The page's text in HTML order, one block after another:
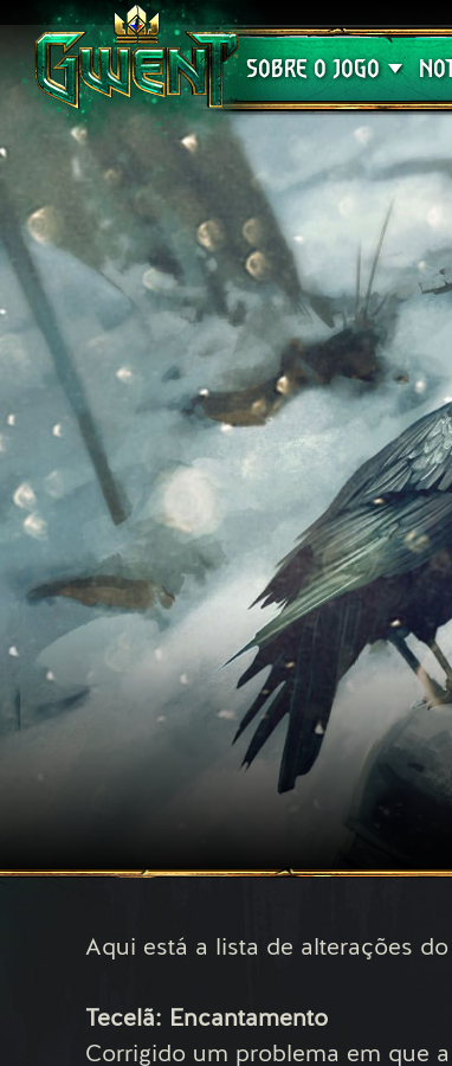
SOBRE O JOGO
Suporte
Aqui está a lista de alterações do
Tecelã: Encantamento
Corrigido um problema em que